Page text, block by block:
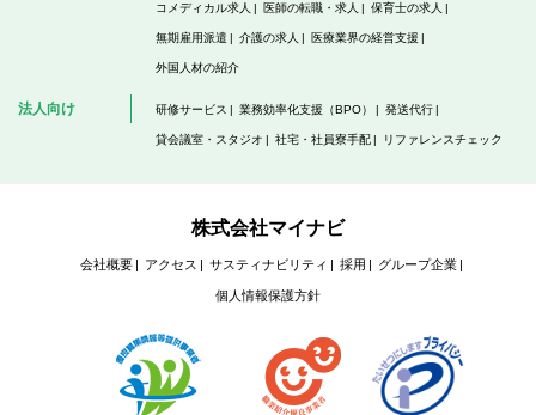
コメディカル求人 医師の転職・求人 保育士の求人
無期雇用派遣 介護の求人 医療業界の経営支援
外国人材の紹介
法人向け 研修サービス 業務効率化支援（BPO） 発送代行
貸会議室・スタジオ 社宅・社員寮手配 リファレンスチェック
株式会社マイナビ
会社概要 アクセス サスティナビリティ 採用 グループ企業
個人情報保護方針